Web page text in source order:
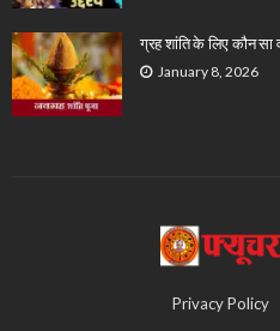
ग्रह शांति के लिए कौन सा
January 8, 2026
Privacy Policy